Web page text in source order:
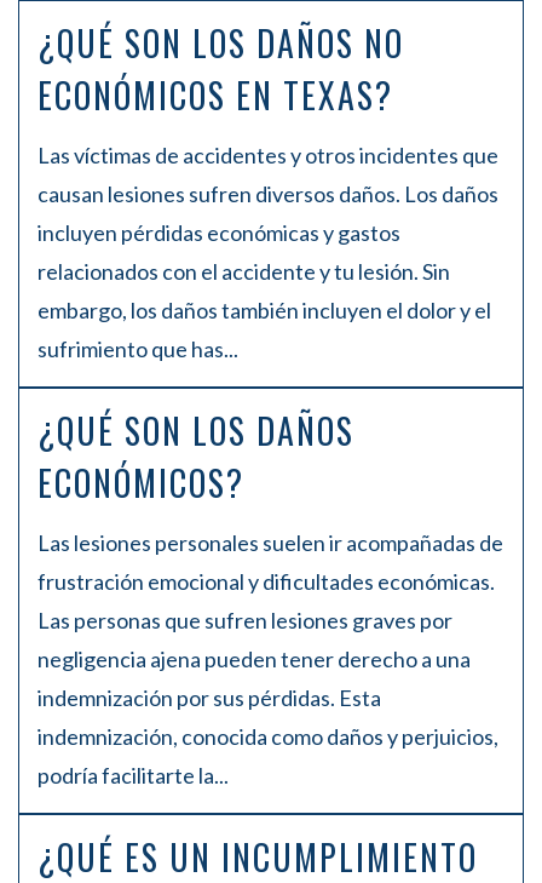
¿QUÉ SON LOS DAÑOS NO
ECONÓMICOS EN TEXAS?
Las víctimas de accidentes y otros incidentes que
causan lesiones sufren diversos daños. Los daños
incluyen pérdidas económicas y gastos
relacionados con el accidente y tu lesión. Sin
embargo, los daños también incluyen el dolor y el
sufrimiento que has...
¿QUÉ SON LOS DAÑOS
ECONÓMICOS?
Las lesiones personales suelen ir acompañadas de
frustración emocional y dificultades económicas.
Las personas que sufren lesiones graves por
negligencia ajena pueden tener derecho a una
indemnización por sus pérdidas. Esta
indemnización, conocida como daños y perjuicios,
podría facilitarte la...
¿QUÉ ES UN INCUMPLIMIENTO